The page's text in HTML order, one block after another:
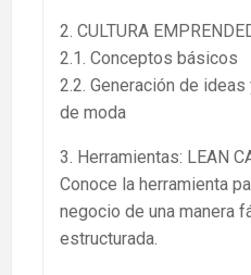
2. CULTURA
2.1. Conceptos básicos
2.2. Generación de
de moda
3. Herramientas: LEAN
Conoce la herramienta
negocio de una manera
estructurada.